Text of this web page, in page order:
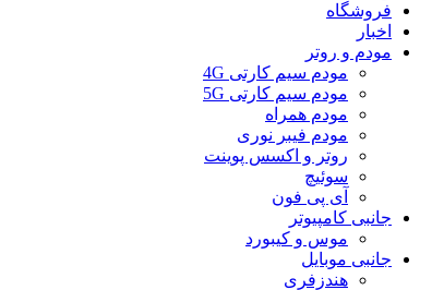
فروشگاه
اخبار
مودم و روتر
مودم سیم کارتی 4G
مودم سیم کارتی 5G
مودم همراه
مودم فیبر نوری
روتر و اکسس پوینت
سوئیچ
آی پی فون
جانبی کامپیوتر
موس و کیبورد
جانبی موبایل
هندزفری